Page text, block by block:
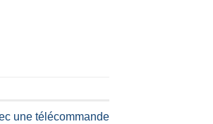
une télécommande